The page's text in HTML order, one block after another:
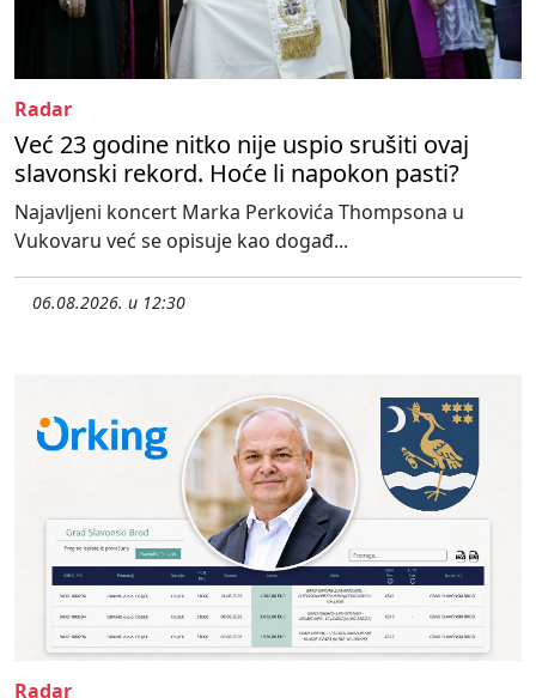
Radar
Već 23 godine nitko nije uspio srušiti ovaj
slavonski rekord. Hoće li napokon pasti?
Najavljeni koncert Marka Perkovića Thompsona u
Vukovaru već se opisuje kao događ...
06.08.2026. u 12:30
Radar